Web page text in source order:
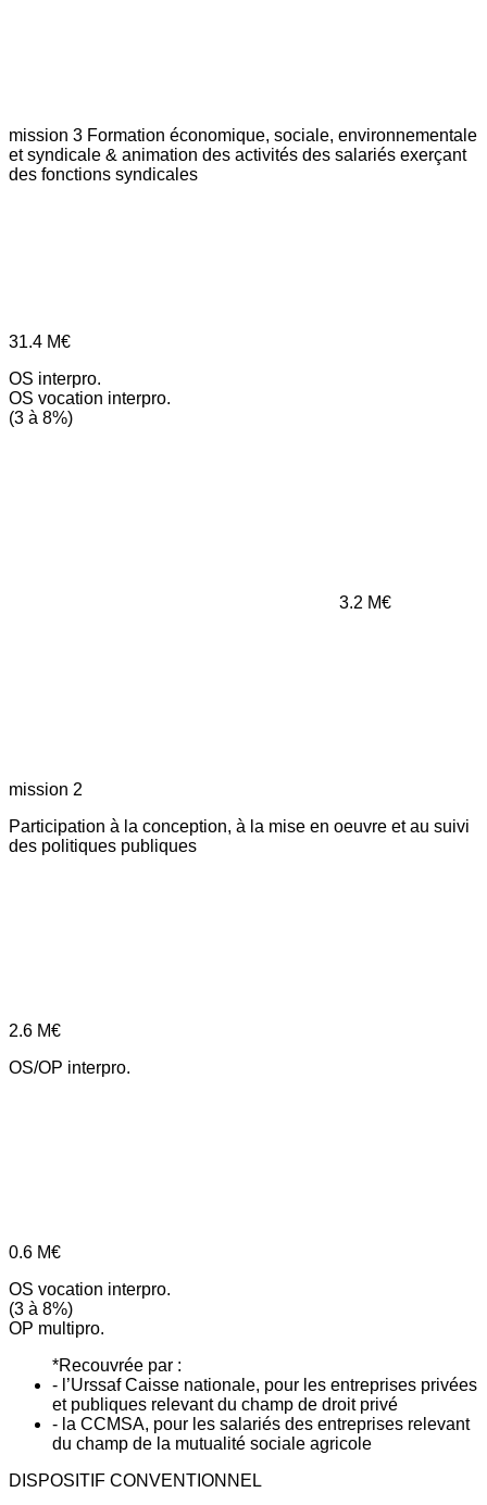
mission 3 Formation économique, sociale, environnementale
et syndicale & animation des activités des salariés exerçant
des fonctions syndicales
31.4 M€
OS interpro.
OS vocation interpro.
(3 à 8%)
3.2 M€
mission 2
Participation à la conception, à la mise en oeuvre et au suivi
des politiques publiques
2.6 M€
OS/OP interpro.
0.6 M€
OS vocation interpro.
(3 à 8%)
OP multipro.
*Recouvrée par :
- l’Urssaf Caisse nationale, pour les entreprises privées
et publiques relevant du champ de droit privé
- la CCMSA, pour les salariés des entreprises relevant
du champ de la mutualité sociale agricole
DISPOSITIF CONVENTIONNEL